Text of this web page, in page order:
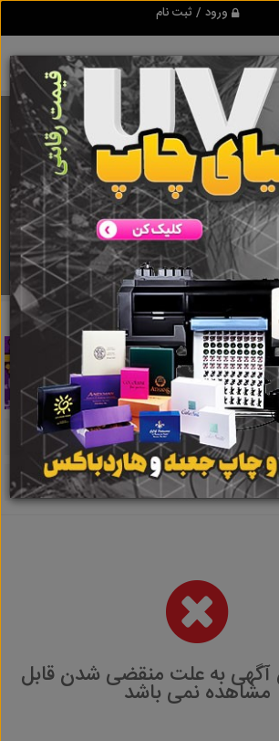
ورود / ثبت نام
برنامه اندروید ابزاریراق
ابزار و یراق آلات عمومی و صنعتی
دانلود
آگهی به علت منقضی شدن قابل
مشاهده نمی باشد